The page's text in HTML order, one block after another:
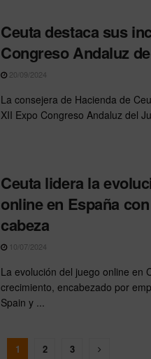
Ceuta destaca sus
Congreso Andaluz
20/09/2024
La consejera de Hacienda de
XII Expo Congreso Andaluz del
Ceuta lidera la
online en España
cabeza
10/07/2024
La evolución del juego online en
crecimiento, encabezado por
Spain y ...
1 2 3